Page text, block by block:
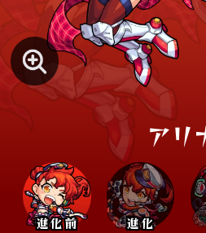
アリ
進化前 進化